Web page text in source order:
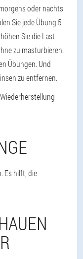
oder nachts
Sie jede Übung 5
Sie die Last
zu masturbieren.
Übungen. Und
zu entfernen.
Es hilft, die